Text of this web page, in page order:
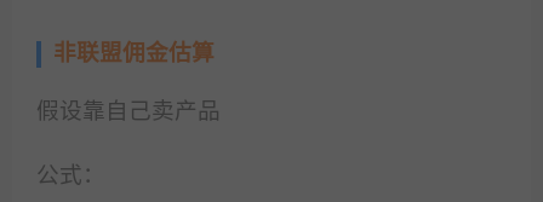
非联盟佣金估算
假设靠自己卖产品
公式：